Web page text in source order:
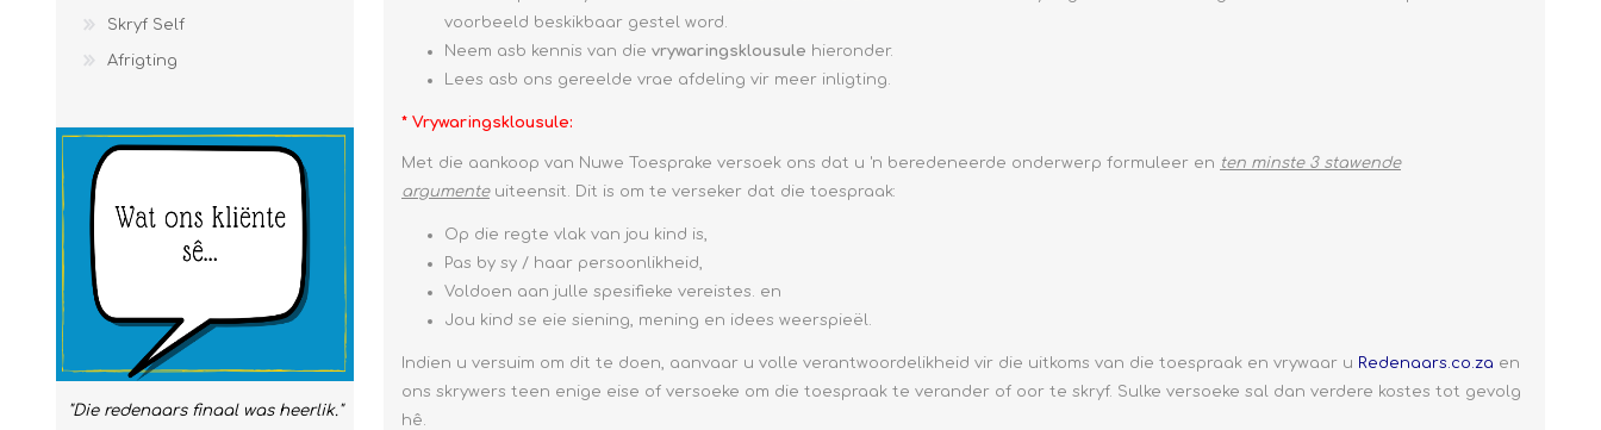
voorbeeld beskikbaar gestel word.
Neem asb kennis van die vrywaringsklousule hieronder.
Lees asb ons gereelde vrae afdeling vir meer inligting.
* Vrywaringsklousule:
Met die aankoop van Nuwe Toesprake versoek ons dat u 'n beredeneerde onderwerp formuleer en ten minste 3 stawende
argumenteuiteensit. Dit is om te verseker dat die toespraak:
Op die regte vlak van jou kind is,
Pas by sy / haar persoonlikheid,
Voldoen aan julle spesifieke vereistes. en
Jou kind se eie siening, mening en idees weerspieël.
Indien u versuim om dit te doen, aanvaar u volle verantwoordelikheid vir die uitkoms van die toespraak en vrywaar u Redenaars.co.za en
ons skrywers teen enige eise of versoeke om die toespraak te verander of oor te skryf. Sulke versoeke sal dan verdere kostes tot gevolg
hê.
Skryf Self
Afrigting
"Die redenaars finaal was heerlik."